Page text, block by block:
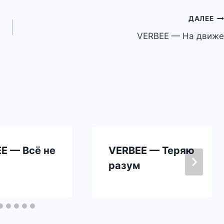
ДАЛЕЕ
VERBEE — На движе
— Всё не
VERBEE — Теряю
разум